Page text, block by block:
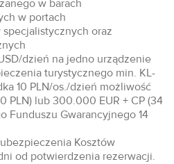
w barach
w portach
oraz
dzień na jedno urządzenie
turystycznego min. KL-
10 PLN/os./dzień możliwość
PLN) lub 300.000 EUR + CP (34
Funduszu Gwarancyjnego 14
Kosztów
od potwierdzenia rezerwacji.